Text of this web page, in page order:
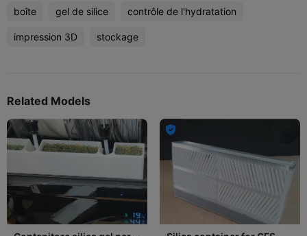
boîte gel de silice contrôle de l'hydratation
impression 3D stockage
Related Models
